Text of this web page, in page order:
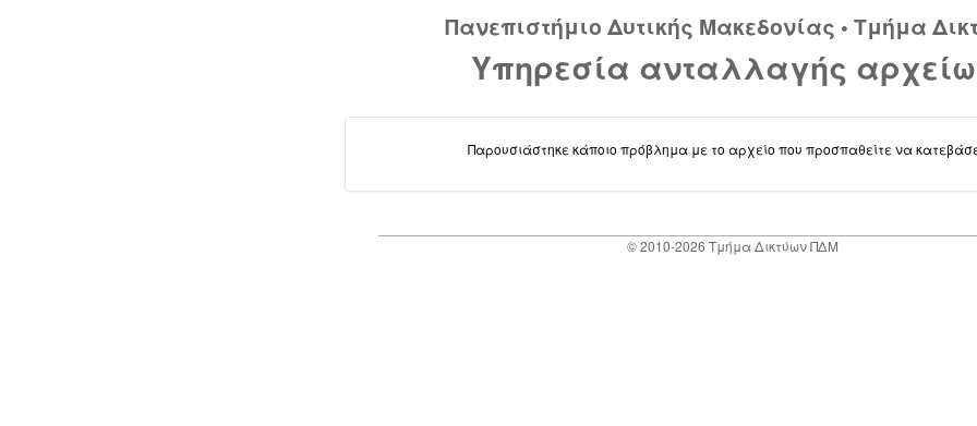
Πανεπιστήμιο Δυτικής Μακεδονίας • Τμήμα
Υπηρεσία ανταλλαγής
Παρουσιάστηκε κάποιο πρόβλημα με το αρχείο που προσπαθείτε να
© 2010-2026 Τμήμα Δικτύων ΠΔΜ